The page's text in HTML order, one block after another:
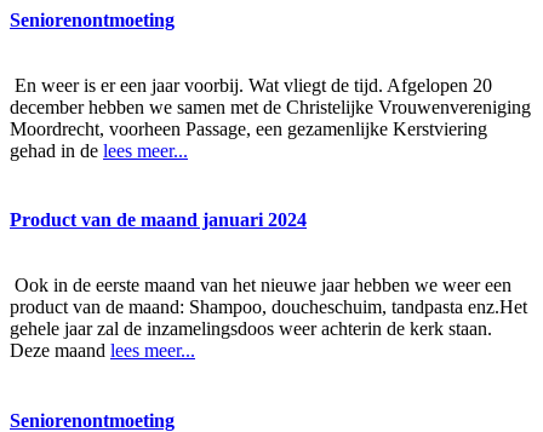
Seniorenontmoeting
En weer is er een jaar voorbij. Wat vliegt de tijd. Afgelopen 20
december hebben we samen met de Christelijke Vrouwenvereniging
Moordrecht, voorheen Passage, een gezamenlijke Kerstviering
gehad in de lees meer...
Product van de maand januari 2024
Ook in de eerste maand van het nieuwe jaar hebben we weer een
product van de maand: Shampoo, doucheschuim, tandpasta enz.Het
gehele jaar zal de inzamelingsdoos weer achterin de kerk staan.
Deze maand lees meer...
Seniorenontmoeting